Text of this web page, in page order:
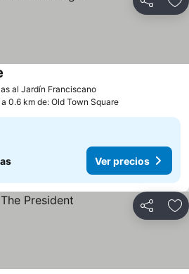
Compartir
al Jardín Franciscano
a 0.6 km de: Old Town Square
Ver precios
Compartir